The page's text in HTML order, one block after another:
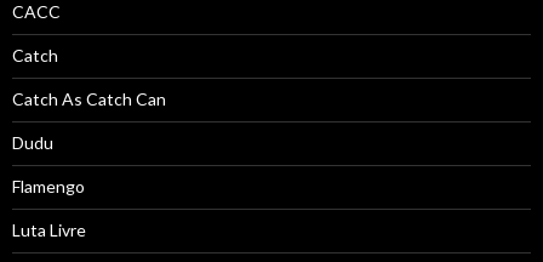
CACC
Catch
Catch As Catch Can
Dudu
Flamengo
Luta Livre